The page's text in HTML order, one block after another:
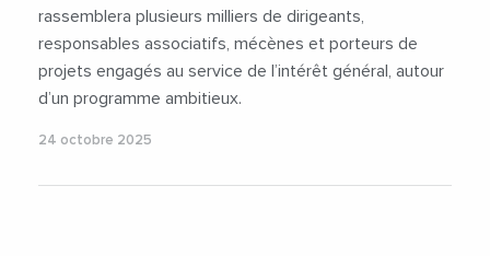
rassemblera plusieurs milliers de dirigeants,
responsables associatifs, mécènes et porteurs de
projets engagés au service de l’intérêt général, autour
d’un programme ambitieux.
24 octobre 2025